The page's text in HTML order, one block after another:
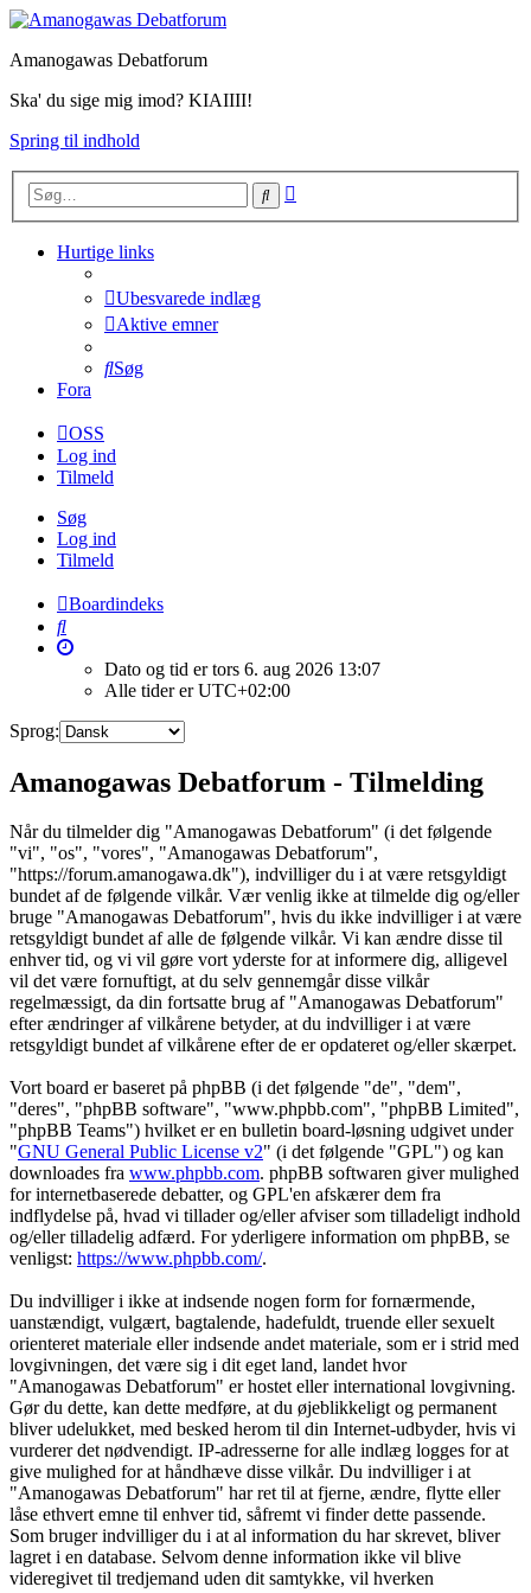
Amanogawas Debatforum
Ska' du sige mig imod? KIAIIII!
Spring til indhold
Søg
Hurtige links
Ubesvarede indlæg
Aktive emner
Søg
Fora
OSS
Log ind
Tilmeld
Søg
Log ind
Tilmeld
Boardindeks
Søg
Dato og tid er tors 6. aug 2026 13:07
Alle tider erUTC+02:00
Sprog:
Amanogawas Debatforum - Tilmelding
Når du tilmelder dig "Amanogawas Debatforum" (i det følgende
"vi", "os", "vores", "Amanogawas Debatforum",
"https://forum.amanogawa.dk"), indvilliger du i at være retsgyldigt
bundet af de følgende vilkår. Vær venlig ikke at tilmelde dig og/eller
bruge "Amanogawas Debatforum", hvis du ikke indvilliger i at være
retsgyldigt bundet af alle de følgende vilkår. Vi kan ændre disse til
enhver tid, og vi vil gøre vort yderste for at informere dig, alligevel
vil det være fornuftigt, at du selv gennemgår disse vilkår
regelmæssigt, da din fortsatte brug af "Amanogawas Debatforum"
efter ændringer af vilkårene betyder, at du indvilliger i at være
retsgyldigt bundet af vilkårene efter de er opdateret og/eller skærpet.
Vort board er baseret på phpBB (i det følgende "de", "dem",
"deres", "phpBB software", "www.phpbb.com", "phpBB Limited",
"phpBB Teams") hvilket er en bulletin board-løsning udgivet under
"GNU General Public License v2" (i det følgende "GPL") og kan
downloades fra www.phpbb.com. phpBB softwaren giver mulighed
for internetbaserede debatter, og GPL'en afskærer dem fra
indflydelse på, hvad vi tillader og/eller afviser som tilladeligt indhold
og/eller tilladelig adfærd. For yderligere information om phpBB, se
venligst: https://www.phpbb.com/.
Du indvilliger i ikke at indsende nogen form for fornærmende,
uanstændigt, vulgært, bagtalende, hadefuldt, truende eller sexuelt
orienteret materiale eller indsende andet materiale, som er i strid med
lovgivningen, det være sig i dit eget land, landet hvor
"Amanogawas Debatforum" er hostet eller international lovgivning.
Gør du dette, kan dette medføre, at du øjeblikkeligt og permanent
bliver udelukket, med besked herom til din Internet-udbyder, hvis vi
vurderer det nødvendigt. IP-adresserne for alle indlæg logges for at
give mulighed for at håndhæve disse vilkår. Du indvilliger i at
"Amanogawas Debatforum" har ret til at fjerne, ændre, flytte eller
låse ethvert emne til enhver tid, såfremt vi finder dette passende.
Som bruger indvilliger du i at al information du har skrevet, bliver
lagret i en database. Selvom denne information ikke vil blive
videregivet til tredjemand uden dit samtykke, vil hverken